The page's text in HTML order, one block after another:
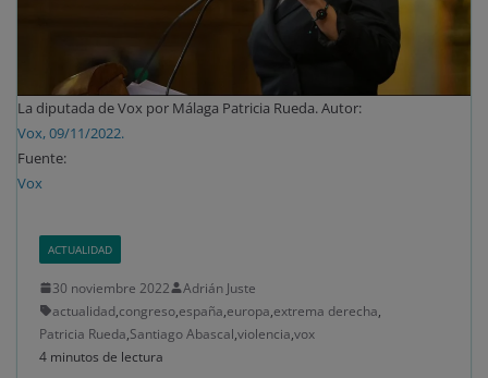
La diputada de Vox por Málaga Patricia Rueda. Autor:
Vox, 09/11/2022.
Fuente:
Vox
ACTUALIDAD
30 noviembre 2022
Adrián Juste
actualidad,congreso,españa,europa,extrema derecha,
Patricia Rueda,Santiago Abascal,violencia,vox
4 minutos de lectura